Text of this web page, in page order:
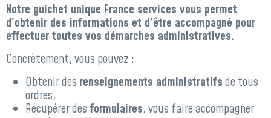
Notre guichet unique France services vous permet
d’obtenir des informations et d’être accompagné pour
effectuer toutes vos démarches administratives.
Concrètement, vous pouvez :
Obtenir des renseignements administratifsde tous
ordres,
Récupérer desformulaires, vous faire accompagner